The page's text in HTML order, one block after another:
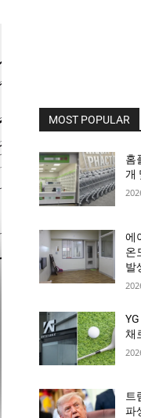
MOST POPULAR
홈
개
에
온
발
채
트
파